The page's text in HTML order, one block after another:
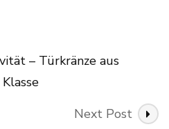
– Türkränze aus
Next Post